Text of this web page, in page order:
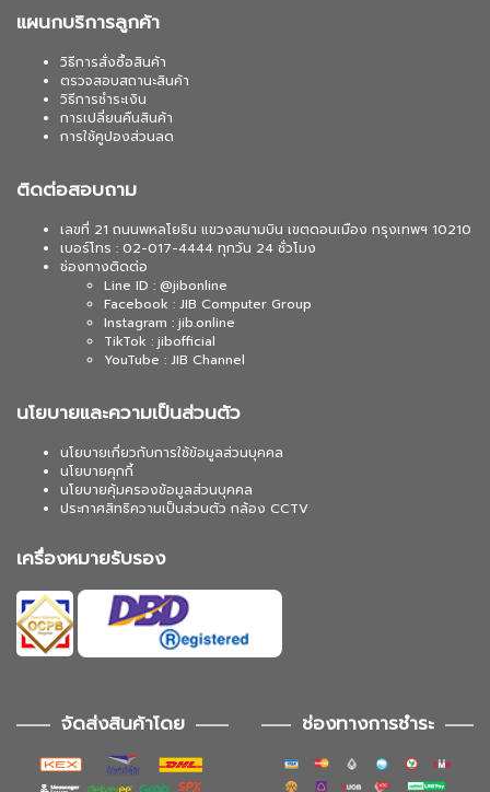
แผนกบริการลูกค้า
วิธีการสั่งซื้อสินค้า
ตรวจสอบสถานะสินค้า
วิธีการชำระเงิน
การเปลี่ยนคืนสินค้า
การใช้คูปองส่วนลด
ติดต่อสอบถาม
เลขที่ 21 ถนนพหลโยธิน แขวงสนามบิน เขตดอนเมือง กรุงเทพฯ 10210
เบอร์โทร : 02-017-4444 ทุกวัน 24 ชั่วโมง
ช่องทางติดต่อ
Line ID : @jibonline
Facebook : JIB Computer Group
Instagram : jib.online
TikTok : jibofficial
YouTube : JIB Channel
นโยบายและความเป็นส่วนตัว
นโยบายเกี่ยวกับการใช้ข้อมูลส่วนบุคคล
นโยบายคุกกี้
นโยบายคุ้มครองข้อมูลส่วนบุคคล
ประกาศสิทธิความเป็นส่วนตัว กล้อง CCTV
เครื่องหมายรับรอง
จัดส่งสินค้าโดย ช่องทางการชำระ